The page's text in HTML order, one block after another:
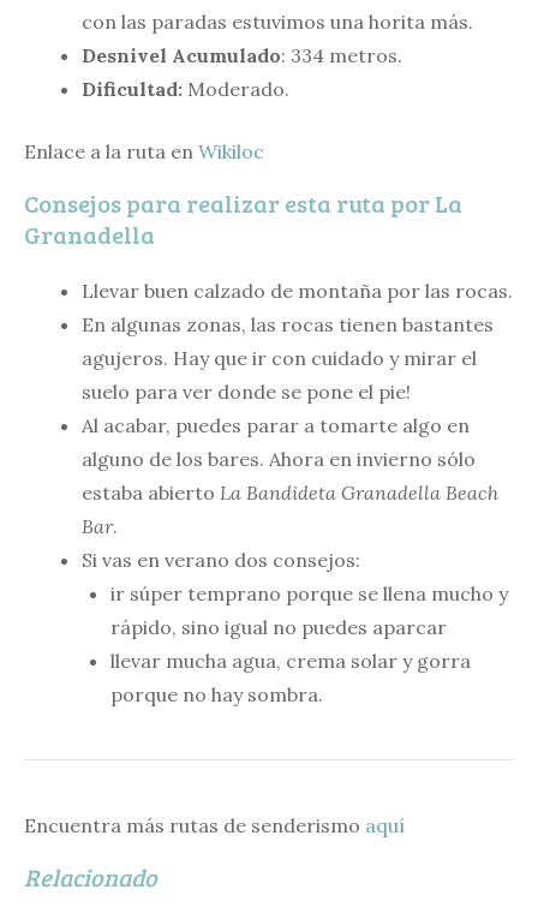
con las paradas estuvimos una horita más.
Desnivel Acumulado: 334 metros.
Dificultad: Moderado.
Enlace a la ruta en Wikiloc
Consejos para realizar esta ruta por La
Granadella
Llevar buen calzado de montaña por las rocas.
En algunas zonas, las rocas tienen bastantes
agujeros. Hay que ir con cuidado y mirar el
suelo para ver donde se pone el pie!
Al acabar, puedes parar a tomarte algo en
alguno de los bares. Ahora en invierno sólo
estaba abierto La Bandideta Granadella Beach
Bar.
Si vas en verano dos consejos:
ir súper temprano porque se llena mucho y
rápido, sino igual no puedes aparcar
llevar mucha agua, crema solar y gorra
porque no hay sombra.
Encuentra más rutas de senderismo aquí
Relacionado